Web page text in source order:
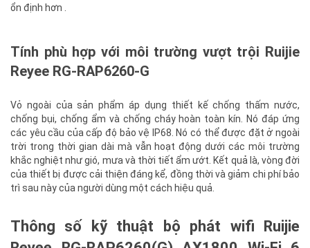
ổn định hơn .
Tính phù hợp với môi trường vượt trội Ruijie
Reyee RG-RAP6260-G
Vỏ ngoài của sản phẩm áp dụng thiết kế chống thấm nước,
chống bụi, chống ẩm và chống cháy hoàn toàn kín. Nó đáp ứng
các yêu cầu của cấp độ bảo vệ IP68. Nó có thể được đặt ở ngoài
trời trong thời gian dài mà vẫn hoạt động dưới các môi trường
khắc nghiệt như gió, mưa và thời tiết ẩm ướt. Kết quả là, vòng đời
của thiết bị được cải thiện đáng kể, đồng thời và giảm chi phí bảo
trì sau này của người dùng một cách hiệu quả.
Thông số kỹ thuật bộ phát wifi Ruijie